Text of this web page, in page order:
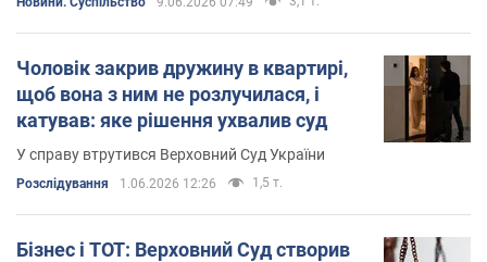
Чоловік закрив дружину в квартирі,
щоб вона з ним не розлучилася, і
катував: яке рішення ухвалив суд
У справу втрутився Верховний Суд України
Розслідування 1.06.2026 12:26 1,5 т.
Бізнес і ТОТ: Верховний Суд створив